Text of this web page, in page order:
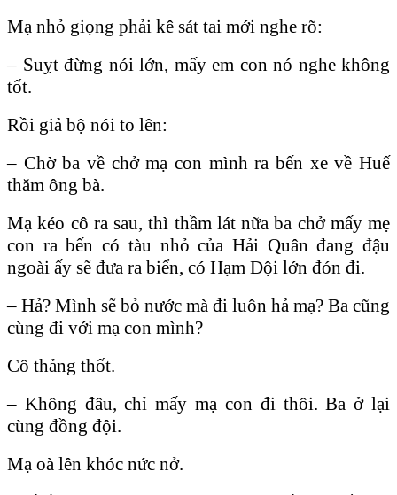
Mạ nhỏ giọng phải kê sát tai mới nghe rõ:
– Suỵt đừng nói lớn, mấy em con nó nghe không
tốt.
Rồi giả bộ nói to lên:
– Chờ ba về chở mạ con mình ra bến xe về Huế
thăm ông bà.
Mạ kéo cô ra sau, thì thầm lát nữa ba chở mấy mẹ
con ra bến có tàu nhỏ của Hải Quân đang đậu
ngoài ấy sẽ đưa ra biển, có Hạm Đội lớn đón đi.
– Hả? Mình sẽ bỏ nước mà đi luôn hả mạ? Ba cũng
cùng đi với mạ con mình?
Cô thảng thốt.
– Không đâu, chỉ mấy mạ con đi thôi. Ba ở lại
cùng đồng đội.
Mạ oà lên khóc nức nở.